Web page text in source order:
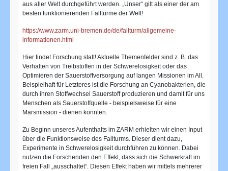
aus aller Welt durchgeführt werden. „Unser“ gilt als einer der am
besten funktionierenden Falltürme der Welt!
https://www.zarm.uni-bremen.de/de/fallturm/allgemeine-
informationen.html
Hier findet Forschung statt! Aktuelle Themenfelder sind z. B. das
Verhalten von Treibstoffen in der Schwerelosigkeit oder das
Optimieren der Sauerstoffversorgung auf langen Missionen im All.
Beispielhaft für Letzteres ist die Forschung an Cyanobakterien, die
durch ihren Stoffwechsel Sauerstoff produzieren und damit für uns
Menschen als Sauerstoffquelle - beispielsweise für eine
Marsmission - dienen könnten.
Zu Beginn unseres Aufenthalts im ZARM erhielten wir einen Input
über die Funktionsweise des Fallturms. Dieser dient dazu,
Experimente in Schwerelosigkeit durchführen zu können. Dabei
nutzen die Forschenden den Effekt, dass sich die Schwerkraft im
freien Fall „ausschaltet“. Diesen Effekt haben wir mittels mehrerer